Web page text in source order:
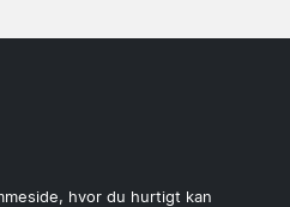
hvor du hurtigt kan